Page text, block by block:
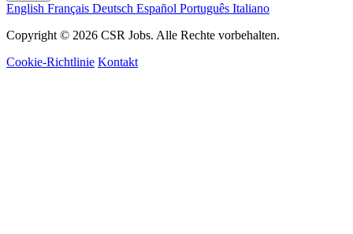
English Français Deutsch Español Português Italiano
Copyright © 2026 CSR Jobs. Alle Rechte vorbehalten.
Cookie-Richtlinie Kontakt